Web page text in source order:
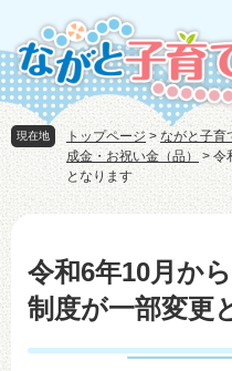
ジ
の
先
頭
で
す。
ュ
ー
を
飛
ば
し
て
本
文
へ
現在地 トップページ >ながと子育
成金・お祝い金（品） >令
となります
令和6年10月か
制度が一部変更